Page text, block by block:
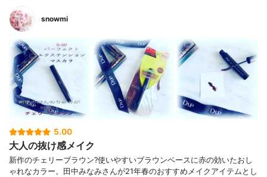
snowmi
5.00
大人の抜け感メイク
新作のチェリーブラウン?使いやすいブラウンベースに赤の効いたおし
ゃれなカラー。田中みなみさんが21年春のおすすめメイクアイテムとし